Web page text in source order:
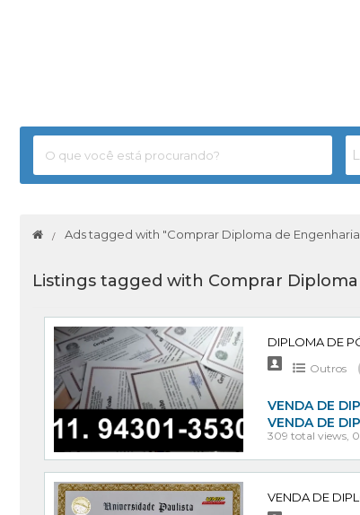
Ads tagged with "Comprar Diploma de
Listings tagged with Comprar
Outros
VENDA DE
VENDA DE
309 total views,